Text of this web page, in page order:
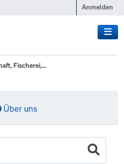
Anmelden
Fischerei,...
Über uns